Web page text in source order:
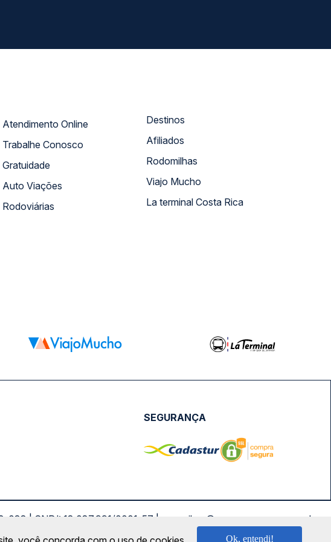
Atendimento Online
Trabalhe Conosco
Gratuidade
Auto Viações
Rodoviárias
Destinos
Afiliados
Rodomilhas
Viajo Mucho
La terminal Costa Rica
SEGURANÇA
| CNPJ: 18.087.991/0001-57 | saconibus@queropassagem.com.br
Ok, entendi!